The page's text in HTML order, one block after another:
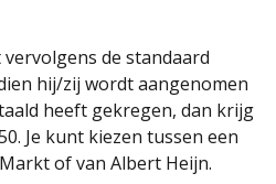
de standaard
hij/zij wordt aangenomen
heeft gekregen, dan krijg
Je kunt kiezen tussen een
of van Albert Heijn.